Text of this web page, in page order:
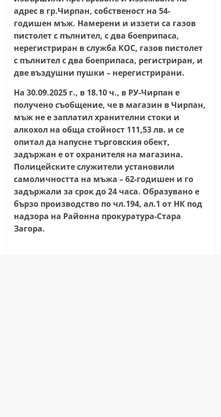
a
k
.
i
n
o
,
k
a
a
n
l
a
k
адрес в гр.Чирпан, собственост на 54-
годишен мъж. Намерени и иззети са газов
пистолет с пълнител, с два боеприпаса,
нерегистриран в служба КОС, газов пистолет
с пълнител с два боеприпаса, регистриран, и
две въздушни пушки – нерегистрирани.
На 30.09.2025 г., в 18.10 ч., в РУ-Чирпан е
получено съобщение, че в магазин в Чирпан,
мъж не е заплатил хранителни стоки и
алкохол на обща стойност 111,53 лв. и се
опитал да напусне търговския обект,
задържан е от охранителя на магазина.
Полицейските служители установили
самоличността на мъжа – 62-годишен и го
задържали за срок до 24 часа. Образувано е
бързо производство по чл.194, ал.1 от НК под
надзора на Районна прокуратура-Стара
Загора.